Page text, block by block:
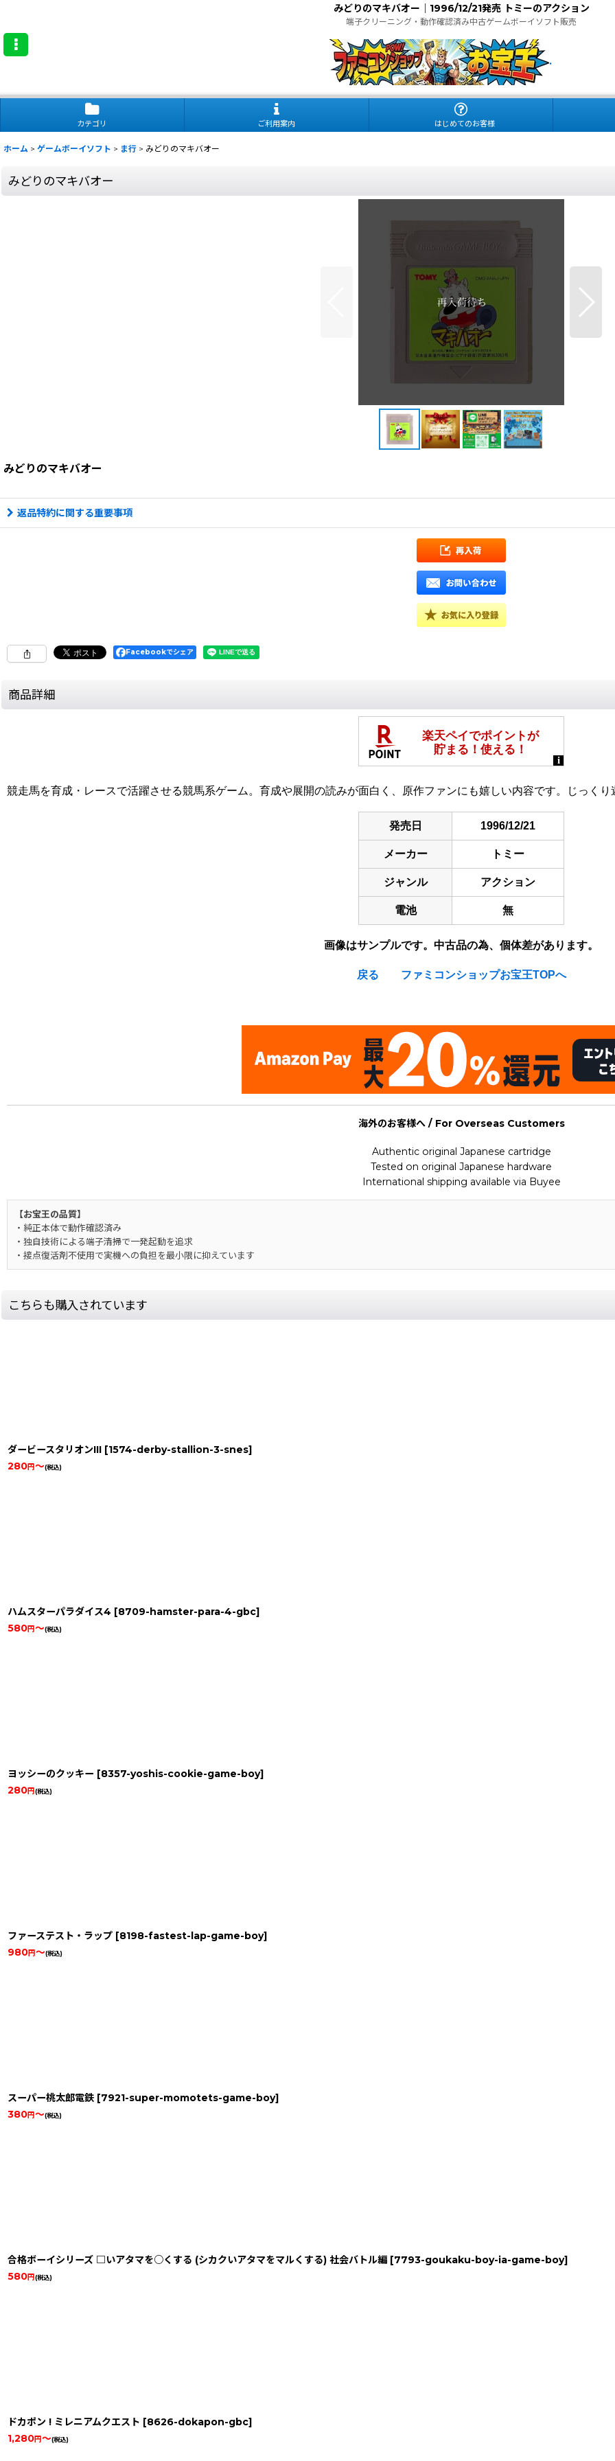
みどりのマキバオー｜1996/12/21発売 トミーのアクション
端子クリーニング・動作確認済み中古ゲームボーイソフト販売
.
カテゴリ ご利用案内 はじめてのお客様
ホーム > ゲームボーイソフト > ま行 > みどりのマキバオー
みどりのマキバオー
みどりのマキバオー
返品特約に関する重要事項
Facebookでシェア
商品詳細
競走馬を育成・レースで活躍させる競馬系ゲーム。育成や展開の読みが面白く、原作ファンにも嬉しい内容です。じっくり
発売日 1996/12/21
メーカー トミー
ジャンル アクション
電池 無
画像はサンプルです。中古品の為、個体差があります。
戻る ファミコンショップお宝王TOPへ
海外のお客様へ / For Overseas Customers
Authentic original Japanese cartridge
Tested on original Japanese hardware
International shipping available via Buyee
【お宝王の品質】
・純正本体で動作確認済み
・独自技術による端子清掃で一発起動を追求
・接点復活剤不使用で実機への負担を最小限に抑えています
こちらも購入されています
ダービースタリオンIII [1574-derby-stallion-3-snes]
280円～(税込)
ハムスターパラダイス4 [8709-hamster-para-4-gbc]
580円～(税込)
ヨッシーのクッキー [8357-yoshis-cookie-game-boy]
280円(税込)
ファーステスト・ラップ [8198-fastest-lap-game-boy]
980円～(税込)
スーパー桃太郎電鉄 [7921-super-momotets-game-boy]
380円～(税込)
合格ボーイシリーズ □いアタマを○くする (シカクいアタマをマルくする) 社会バトル編 [7793-goukaku-boy-ia-game-boy]
580円(税込)
ドカポン ! ミレニアムクエスト [8626-dokapon-gbc]
1,280円～(税込)